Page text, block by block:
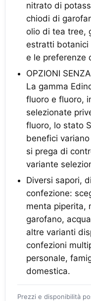
nitrato di
chiodi di
olio di tea tree,
estratti botanici
e le preferenze
OPZIONI
La gamma
fluoro e fluoro,
selezionate
fluoro, lo stato
benefici
si prega di
variante
Diversi sapori,
confezione:
menta piperita,
garofano,
altre varianti
confezioni
personale,
domestica.
Prezzi e disponibilità